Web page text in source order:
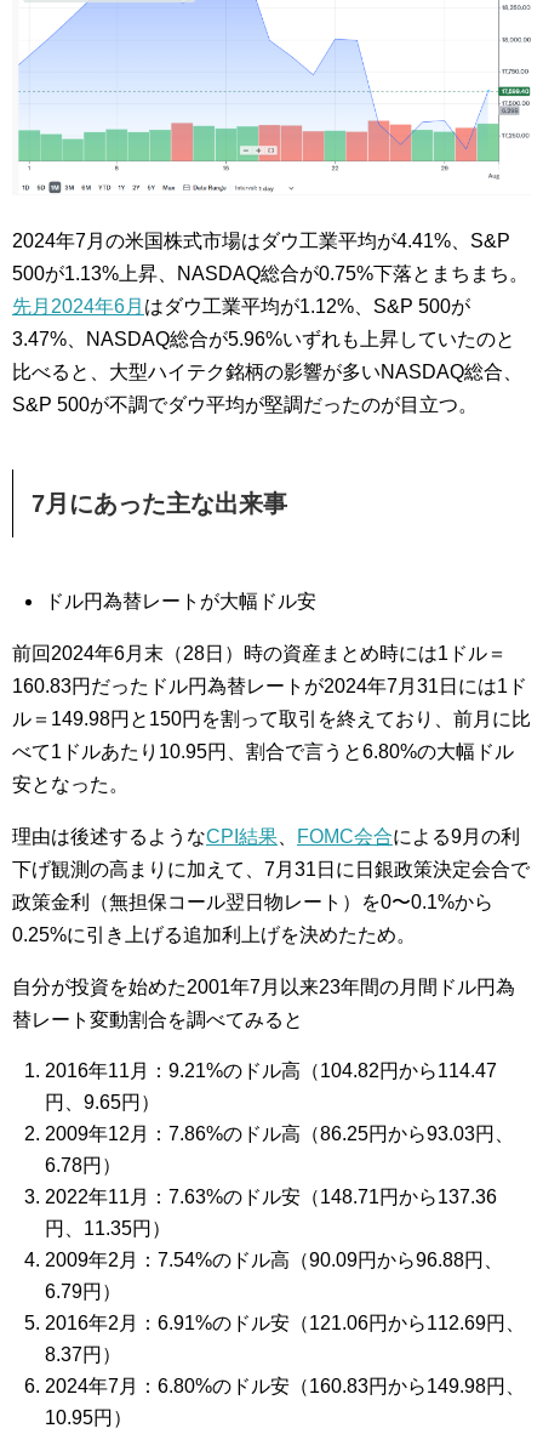
2024年7月の米国株式市場はダウ工業平均が4.41%、S&P
500が1.13%上昇、NASDAQ総合が0.75%下落とまちまち。
先月2024年6月 はダウ工業平均が1.12%、S&P 500が
3.47%、NASDAQ総合が5.96%いずれも上昇していたのと
比べると、大型ハイテク銘柄の影響が多いNASDAQ総合、
S&P 500が不調でダウ平均が堅調だったのが目立つ。
7月にあった主な出来事
ドル円為替レートが大幅ドル安
前回2024年6月末（28日）時の資産まとめ時には1ドル＝
160.83円だったドル円為替レートが2024年7月31日には1ド
ル＝149.98円と150円を割って取引を終えており、前月に比
べて1ドルあたり10.95円、割合で言うと6.80%の大幅ドル
安となった。
理由は後述するようなCPI結果 FOMC会合による9月の利
下げ観測の高まりに加えて、7月31日に日銀政策決定会合で
政策金利（無担保コール翌日物レート）を0〜0.1%から
0.25%に引き上げる追加利上げを決めたため。
自分が投資を始めた2001年7月以来23年間の月間ドル円為
替レート変動割合を調べてみると
2016年11月：9.21%のドル高（104.82円から114.47
円、9.65円）
2009年12月：7.86%のドル高（86.25円から93.03円、
6.78円）
2022年11月：7.63%のドル安（148.71円から137.36
円、11.35円）
2009年2月：7.54%のドル高（90.09円から96.88円、
6.79円）
2016年2月：6.91%のドル安（121.06円から112.69円、
8.37円）
2024年7月：6.80%のドル安（160.83円から149.98円、
10.95円）